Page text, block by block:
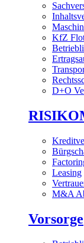
KfZ
D+O
Leasing
M&A
Vorsorge